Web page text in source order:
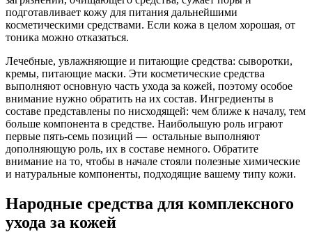
подготавливает кожу для питания дальнейшими
косметическими средствами. Если кожа в целом хорошая, от
тоника можно отказаться.
Лечебные, увлажняющие и питающие средства: сыворотки,
кремы, питающие маски. Эти косметические средства
выполняют основную часть ухода за кожей, поэтому особое
внимание нужно обратить на их состав. Ингредиенты в
составе представлены по нисходящей: чем ближе к началу, тем
больше компонента в средстве. Наибольшую роль играют
первые пять-семь позиций — остальные выполняют
дополняющую роль, их в составе немного. Обратите
внимание на то, чтобы в начале стояли полезные химические
и натуральные компоненты, подходящие вашему типу кожи.
Народные средства для комплексного
ухода за кожей